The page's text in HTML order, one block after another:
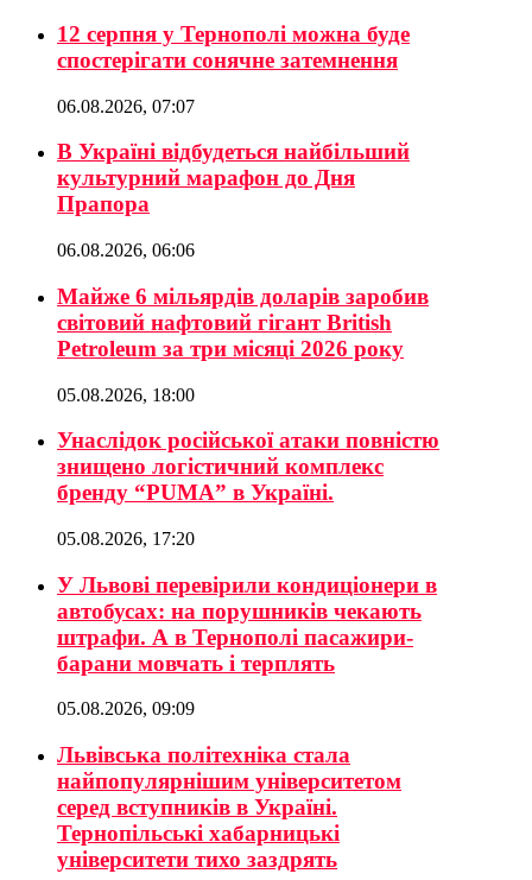
12 серпня у Тернополі можна буде
спостерігати сонячне затемнення
06.08.2026, 07:07
В Україні відбудеться найбільший
культурний марафон до Дня
Прапора
06.08.2026, 06:06
Майже 6 мільярдів доларів заробив
світовий нафтовий гігант British
Petroleum за три місяці 2026 року
05.08.2026, 18:00
Унаслідок російської атаки повністю
знищено логістичний комплекс
бренду “PUMA” в Україні.
05.08.2026, 17:20
У Львові перевірили кондиціонери в
автобусах: на порушників чекають
штрафи. А в Тернополі пасажири-
барани мовчать і терплять
05.08.2026, 09:09
Львівська політехніка стала
найпопулярнішим університетом
серед вступників в Україні.
Тернопільські хабарницькі
університети тихо заздрять